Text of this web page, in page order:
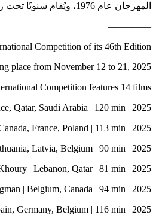
المهرجان عام 1976، ويُقام سنويًا تحت رعاية وزارة الثقافة المصرية.
————–
Competition of its 46th Edition
place from November 12 to 21, 2025.
Competition features 14 films:
Qatar, Saudi Arabia | 120 min | 2025
France, Poland | 113 min | 2025
Latvia, Belgium | 90 min | 2025
| Lebanon, Qatar | 81 min | 2025
| Belgium, Canada | 94 min | 2025
Germany, Belgium | 116 min | 2025